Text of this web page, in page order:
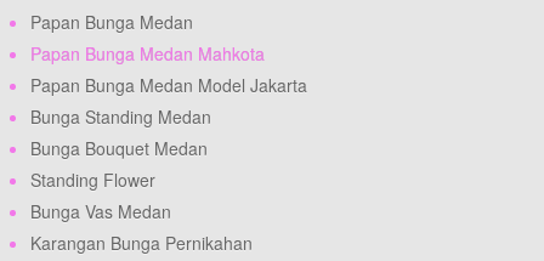
Papan Bunga Medan
Papan Bunga Medan Mahkota
Papan Bunga Medan Model Jakarta
Bunga Standing Medan
Bunga Bouquet Medan
Standing Flower
Bunga Vas Medan
Karangan Bunga Pernikahan